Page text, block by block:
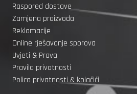
Raspored dostave
Zamjena proizvoda
Reklamacije
Online rješavanje sporova
Uvjeti & Prava
Pravila privatnosti
Polica privatnosti & kolačići